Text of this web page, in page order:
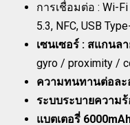
การเชื่อมต่อ : Wi-
5.3, NFC, USB
เซนเซอร์ : สแกนล
gyro / proximity /
ความทนทานต่อละ
ระบบระบายความ
แบตเตอรี่